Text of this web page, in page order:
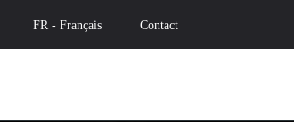
FR - Français Contact